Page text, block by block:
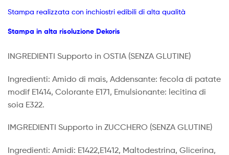
Stampa realizzata con inchiostri edibili di alta qualità
Stampa in alta risoluzione Dekoris
INGREDIENTI Supporto in OSTIA (SENZA GLUTINE)
Ingredienti: Amido di mais, Addensante: fecola di patate
modif E1414, Colorante E171, Emulsionante: lecitina di
soia E322.
IMGREDIENTI Supporto in ZUCCHERO (SENZA GLUTINE)
Ingredienti: Amidi: E1422,E1412, Maltodestrina, Glicerina,